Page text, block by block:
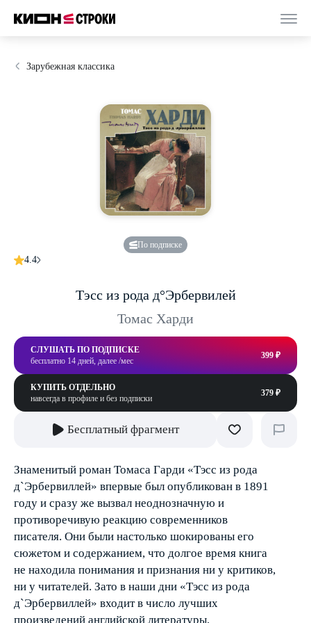
Зарубежная классика
По подписке
4.4
Тэсс из рода д°Эрбервилей
Томас Харди
СЛУШАТЬ ПО ПОДПИСКЕ
бесплатно 14 дней, далее /мес
399 ₽
КУПИТЬ ОТДЕЛЬНО
навсегда в профиле и без подписки
379 ₽
Бесплатный фрагмент
Знаменитый роман Томаса Гарди «Тэсс из рода
д`Эрбервиллей» впервые был опубликован в 1891
году и сразу же вызвал неоднозначную и
противоречивую реакцию современников
писателя. Они были настолько шокированы его
сюжетом и содержанием, что долгое время книга
не находила понимания и признания ни у критиков,
ни у читателей. Зато в наши дни «Тэсс из рода
д`Эрбервиллей» входит в число лучших
произведений английской литературы,